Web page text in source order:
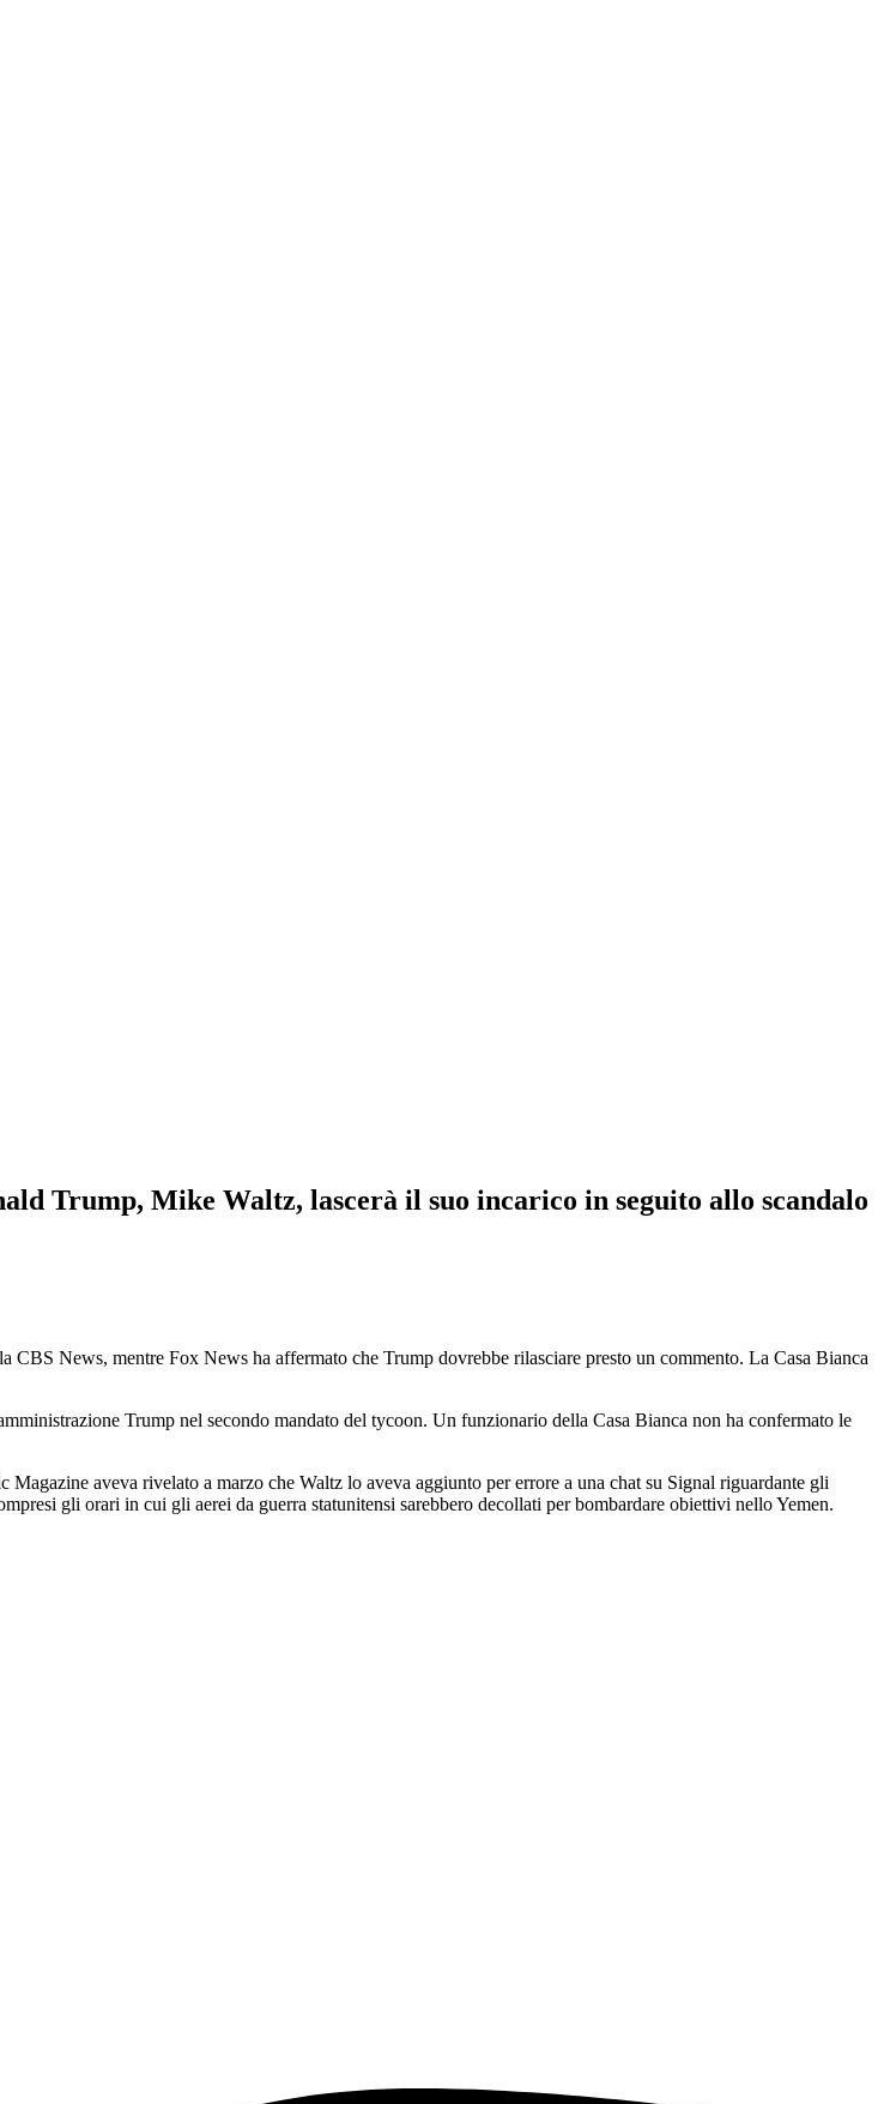
Trump, Mike Waltz, lascerà il suo incarico in seguito allo scandalo
News, mentre Fox News ha affermato che Trump dovrebbe rilasciare presto un commento. La Casa Bianca
Trump nel secondo mandato del tycoon. Un funzionario della Casa Bianca non ha confermato le
aveva rivelato a marzo che Waltz lo aveva aggiunto per errore a una chat su Signal riguardante gli
gli orari in cui gli aerei da guerra statunitensi sarebbero decollati per bombardare obiettivi nello Yemen.